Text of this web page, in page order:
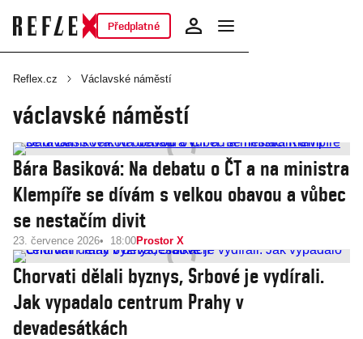
Předplatné
Reflex.cz Václavské náměstí
václavské náměstí
Bára Basiková: Na debatu o ČT a na ministra
Klempíře se dívám s velkou obavou a vůbec
se nestačím divit
23. července 2026 18:00Prostor X
Chorvati dělali byznys, Srbové je vydírali.
Jak vypadalo centrum Prahy v
devadesátkách